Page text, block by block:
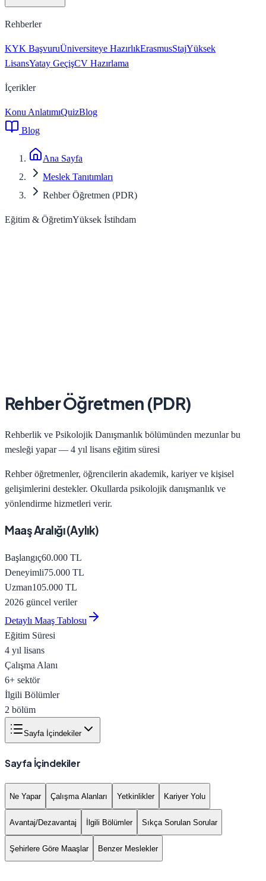
Rehberler
KYK BaşvuruÜniversiteye HazırlıkErasmusStajYüksek
LisansYatay GeçişCV Hazırlama
İçerikler
Konu AnlatımıQuizBlog
Blog
Ana Sayfa
Meslek Tanıtımları
Rehber Öğretmen (PDR)
Eğitim & ÖğretimYüksek İstihdam
Rehber Öğretmen (PDR)
Rehberlik ve Psikolojik Danışmanlık bölümünden mezunlar bu
mesleği yapar — 4 yıl lisans eğitim süresi
Rehber öğretmenler, öğrencilerin akademik, kariyer ve kişisel
gelişimlerini destekler. Okullarda psikolojik danışmanlık ve
yönlendirme hizmetleri verir.
Maaş Aralığı (Aylık)
Başlangıç60.000 TL
Deneyimli75.000 TL
Uzman105.000 TL
2026 güncel veriler
Detaylı Maaş Tablosu
Eğitim Süresi
4 yıl lisans
Çalışma Alanı
6+ sektör
İlgili Bölümler
2 bölüm
Sayfa İçindekiler
Sayfa İçindekiler
Ne Yapar Çalışma Alanları Yetkinlikler Kariyer Yolu
Avantaj/Dezavantaj İlgili Bölümler Sıkça Sorulan Sorular
Şehirlere Göre Maaşlar Benzer Meslekler